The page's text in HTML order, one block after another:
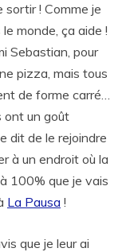
sortir ! Comme je
monde, ça aide !
Sebastian, pour
pizza, mais tous
de forme carré…
ont un goût
dit de le rejoindre
à un endroit où la
100% que je vais
La Pausa !
que je leur ai